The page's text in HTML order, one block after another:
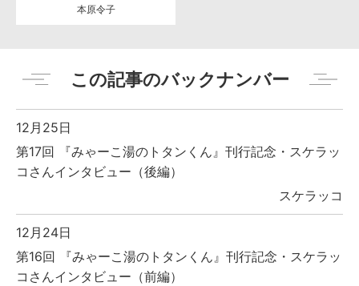
本原令子
この記事のバックナンバー
12月25日
第17回 『みゃーこ湯のトタンくん』刊行記念・スケラッ
コさんインタビュー（後編）
スケラッコ
12月24日
第16回 『みゃーこ湯のトタンくん』刊行記念・スケラッ
コさんインタビュー（前編）